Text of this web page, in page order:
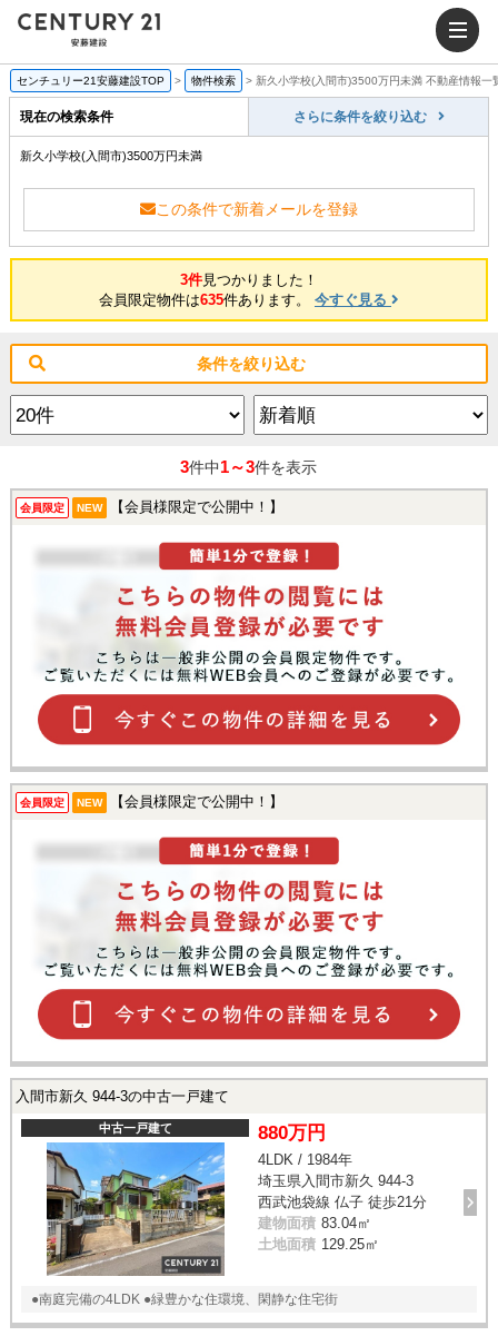
センチュリー21安藤建設TOP > 物件検索 > 新久小学校(入間市)3500万円未満 不動産情報一
現在の検索条件 さらに条件を絞り込む
新久小学校(入間市)3500万円未満
この条件で新着メールを登録
3件見つかりました！
会員限定物件は635件あります。 今すぐ見る
条件を絞り込む
3件中1～3件を表示
会員限定 NEW 【会員様限定で公開中！】
会員限定 NEW 【会員様限定で公開中！】
入間市新久 944-3の中古一戸建て
中古一戸建て 880万円
4LDK / 1984年
埼玉県入間市新久 944-3
西武池袋線 仏子 徒歩21分
建物面積 83.04㎡
土地面積 129.25㎡
●南庭完備の4LDK ●緑豊かな住環境、閑静な住宅街